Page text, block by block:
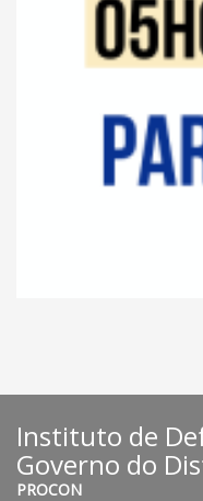
Instituto de
Governo do
PROCON